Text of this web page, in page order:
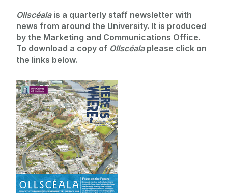
Filming on Campus
Publications
Nuacht & Imeachtaí
Straitéis 2020-2025
‌Ollscéalais a quarterly staff newsletter with
news from around the University. It is produced
by the Marketing and Communications Office.
To download a copy of Ollscéalaplease click on
the links below.